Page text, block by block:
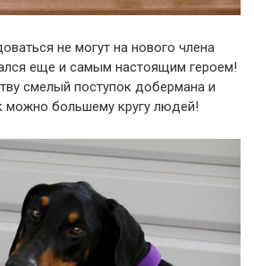
не могут на нового члена
еще и самым настоящим героем!
смелый поступок добермана и
можно большему кругу людей!